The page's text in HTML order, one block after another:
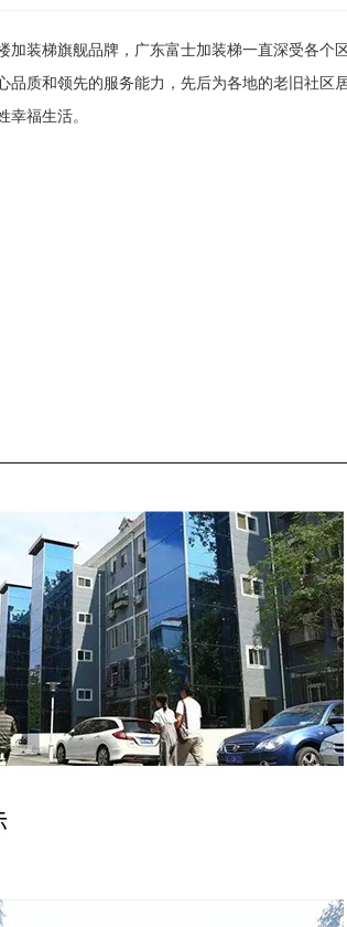
加装梯旗舰品牌，广东富士加装梯一直深受各个
品质和领先的服务能力，先后为各地的老旧社区
幸福生活。